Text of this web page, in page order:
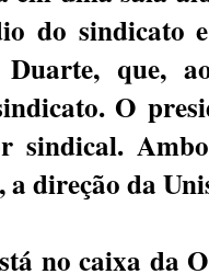
do sindicato
Duarte, que,
O
sindical.
a direção da
no caixa da